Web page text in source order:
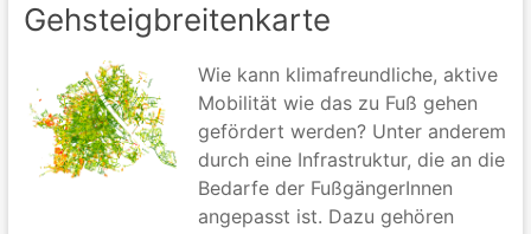
Gehsteigbreitenkarte
Wie kann klimafreundliche, aktive
Mobilität wie das zu Fuß gehen
gefördert werden? Unter anderem
durch eine Infrastruktur, die an die
Bedarfe der FußgängerInnen
angepasst ist. Dazu gehören